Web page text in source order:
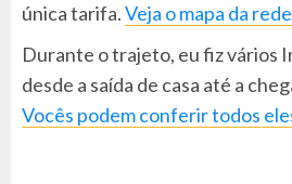
única tarifa.Veja o mapa da
Durante o trajeto, eu fiz vários
desde a saída de casa até a
Vocês podem conferir todos